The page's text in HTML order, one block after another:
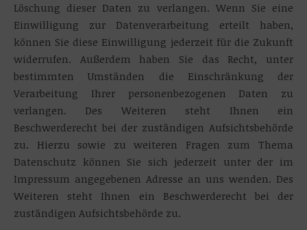
Löschung dieser Daten zu verlangen. Wenn Sie eine
Einwilligung zur Datenverarbeitung erteilt haben,
können Sie diese Einwilligung jederzeit für die Zukunft
widerrufen. Außerdem haben Sie das Recht, unter
bestimmten Umständen die Einschränkung der
Verarbeitung Ihrer personenbezogenen Daten zu
verlangen. Des Weiteren steht Ihnen ein
Beschwerderecht bei der zuständigen Aufsichtsbehörde
zu. Hierzu sowie zu weiteren Fragen zum Thema
Datenschutz können Sie sich jederzeit unter der im
Impressum angegebenen Adresse an uns wenden. Des
Weiteren steht Ihnen ein Beschwerderecht bei der
zuständigen Aufsichtsbehörde zu.